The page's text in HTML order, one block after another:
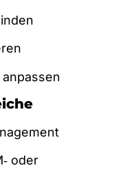
oder